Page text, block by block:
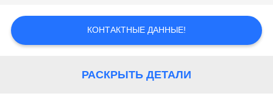
PRIVACY
КОНТАКТНЫЕ ДАННЫЕ!
РАСКРЫТЬ ДЕТАЛИ